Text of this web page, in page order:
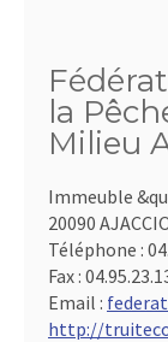
la
Milieu
Immeuble
20090
Téléphone :
Fax :
Email :
http://